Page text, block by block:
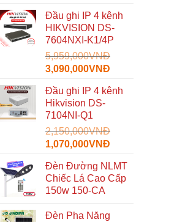
là:
3,300,000VNĐ.
tại
là:
1,489,000VNĐ.
Đầu ghi IP 4 kênh
HIKVISION DS-
7604NXI-K1/4P
5,959,000VNĐ
Giá
là:
5,959,000VNĐ.
3,090,000VNĐ
tại
Đầu ghi IP 4 kênh
Hikvision DS-
7104NI-Q1
2,150,000VNĐ
Giá
là:
2,150,000VNĐ.
1,070,000VNĐ
tại
là:
Đèn Đường NLMT
Chiếc Lá Cao Cấp
150w 150-CA
Đèn Pha Năng